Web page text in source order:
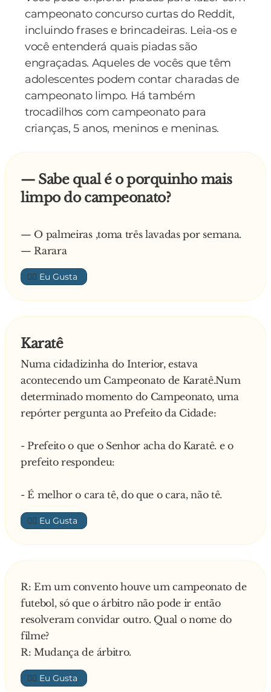
Quando abriram a última cela, encontraram os
maços de cigarro ainda fechados e o espanhol
com um cigarro na mão, desesperado:
- Lume! Lume! Pelo amor de Deus, alguém tem
lume para acender os cigarros?
campeonato concurso curtas do Reddit,
incluindo frases e brincadeiras. Leia-os e
você entenderá quais piadas são
engraçadas. Aqueles de vocês que têm
adolescentes podem contar charadas de
campeonato limpo. Há também
trocadilhos com campeonato para
crianças, 5 anos, meninos e meninas.
— Sabe qual é o porquinho mais
limpo do campeonato?
— O palmeiras ,toma três lavadas por semana.
— Rarara
👍🏼
Karatê
Numa cidadizinha do Interior, estava
acontecendo um Campeonato de Karatê.Num
determinado momento do Campeonato, uma
repórter pergunta ao Prefeito da Cidade:
- Prefeito o que o Senhor acha do Karatê. e o
prefeito respondeu:
- É melhor o cara tê, do que o cara, não tê.
👍🏼
R: Em um convento houve um campeonato de
futebol, só que o árbitro não pode ir então
resolveram convidar outro. Qual o nome do
filme?
R: Mudança de árbitro.
👍🏼